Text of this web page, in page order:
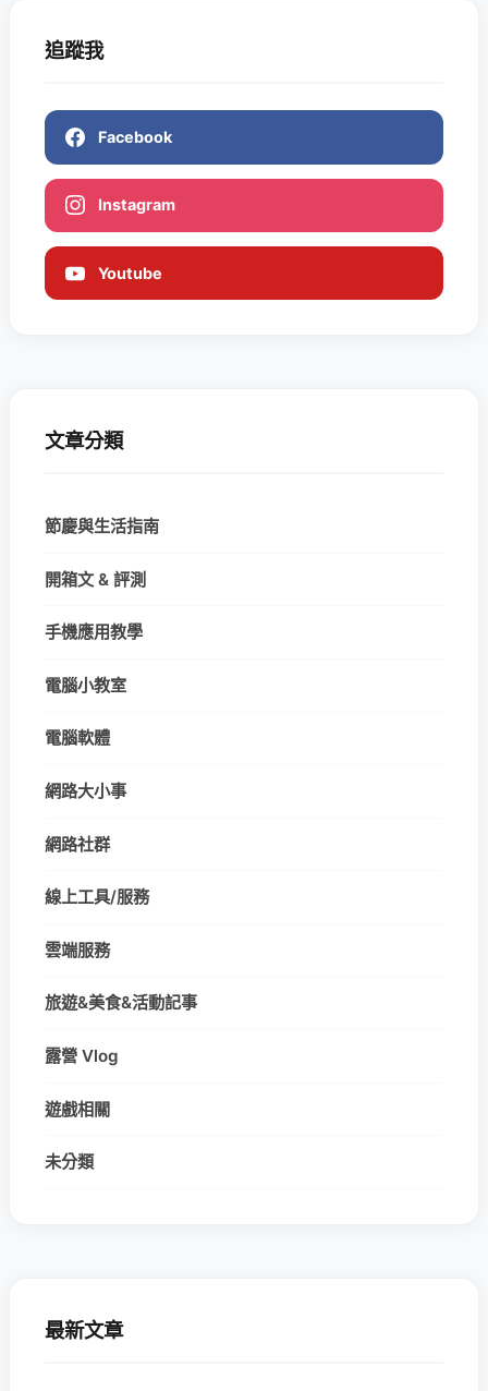
追蹤我
Facebook
Instagram
Youtube
文章分類
節慶與生活指南
開箱文 & 評測
手機應用教學
電腦小教室
電腦軟體
網路大小事
網路社群
線上工具/服務
雲端服務
旅遊&美食&活動記事
露營 Vlog
遊戲相關
未分類
最新文章